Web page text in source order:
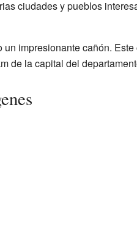
ciudades y pueblos
un impresionante cañón.
de la capital del